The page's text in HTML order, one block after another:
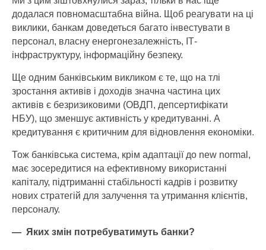
додалася повномасштабна війна. Щоб реагувати на ці
виклики, банкам доведеться багато інвестувати в
персонал, власну енергонезалежність, ІТ-
інфраструктуру, інформаційну безпеку.
Ще одним банківським викликом є те, що на тлі
зростання активів і доходів значна частина цих
активів є безризиковими (ОВДП, депсертифікати
НБУ), що зменшує активність у кредитуванні. А
кредитування є критичним для відновлення економіки.
Тож банківська система, крім адаптації до new normal,
має зосередитися на ефективному використанні
капіталу, підтриманні стабільності кадрів і розвитку
нових стратегій для залучення та утримання клієнтів,
персоналу.
— Яких змін потребуватимуть банки?